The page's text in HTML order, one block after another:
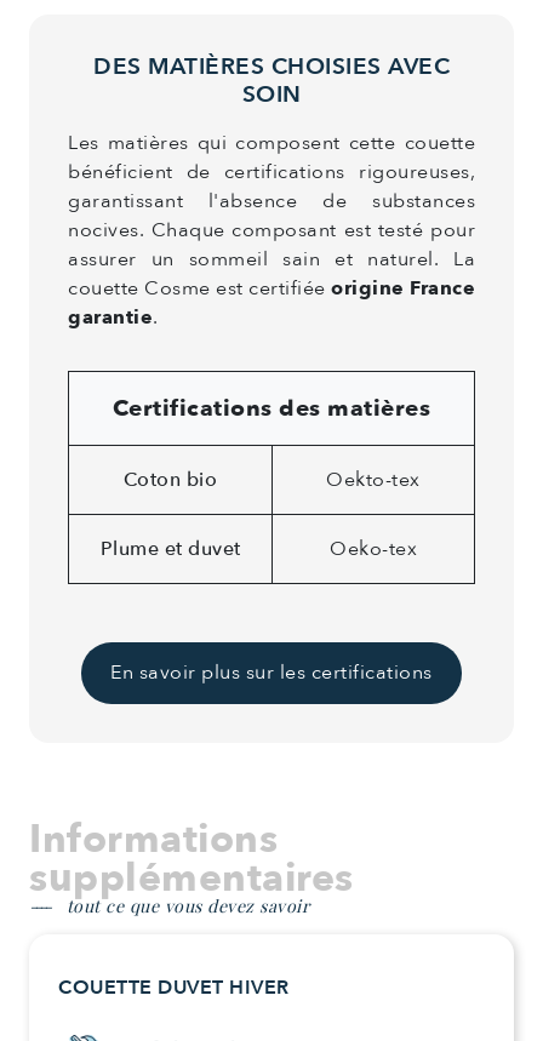
DES MATIÈRES CHOISIES AVEC
SOIN
Les matières qui composent cette couette
bénéficient de certifications rigoureuses,
garantissant l'absence de substances
nocives. Chaque composant est testé pour
assurer un sommeil sain et naturel. La
couette Cosme est certifiée origine France
garantie.
Certifications des matières
Coton bio Oekto-tex
Plume et duvet Oeko-tex
En savoir plus sur les certifications
Informations
supplémentaires
tout ce que vous devez savoir
COUETTE DUVET HIVER